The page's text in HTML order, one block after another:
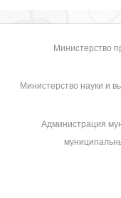
Министерство
Министерство науки и
Администрация